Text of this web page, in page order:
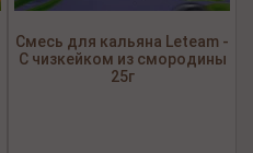
Смесь для кальяна Leteam -
С чизкейком из смородины
25г